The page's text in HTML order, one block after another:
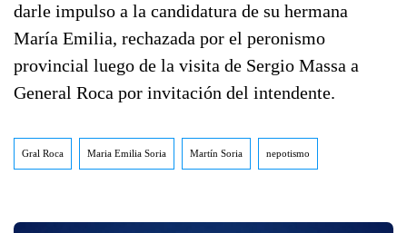
darle impulso a la candidatura de su hermana
María Emilia, rechazada por el peronismo
provincial luego de la visita de Sergio Massa a
General Roca por invitación del intendente.
Gral Roca Maria Emilia Soria Martín Soria nepotismo